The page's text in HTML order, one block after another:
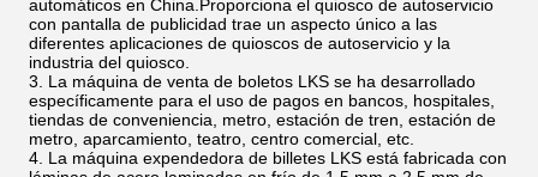
automáticos en China.Proporciona el quiosco de autoservicio
con pantalla de publicidad trae un aspecto único a las
diferentes aplicaciones de quioscos de autoservicio y la
industria del quiosco.
La máquina de venta de boletos LKS se ha desarrollado
específicamente para el uso de pagos en bancos, hospitales,
tiendas de conveniencia, metro, estación de tren, estación de
metro, aparcamiento, teatro, centro comercial, etc.
La máquina expendedora de billetes LKS está fabricada con